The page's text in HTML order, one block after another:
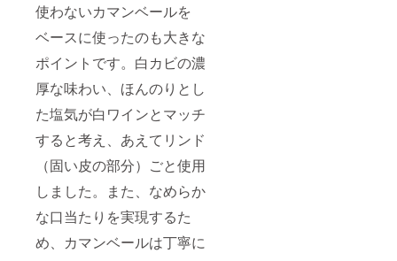
使わないカマンベールを
ベースに使ったのも大きな
ポイントです。白カビの濃
厚な味わい、ほんのりとし
た塩気が白ワインとマッチ
すると考え、あえてリンド
（固い皮の部分）ごと使用
しました。また、なめらか
な口当たりを実現するた
め、カマンベールは丁寧に